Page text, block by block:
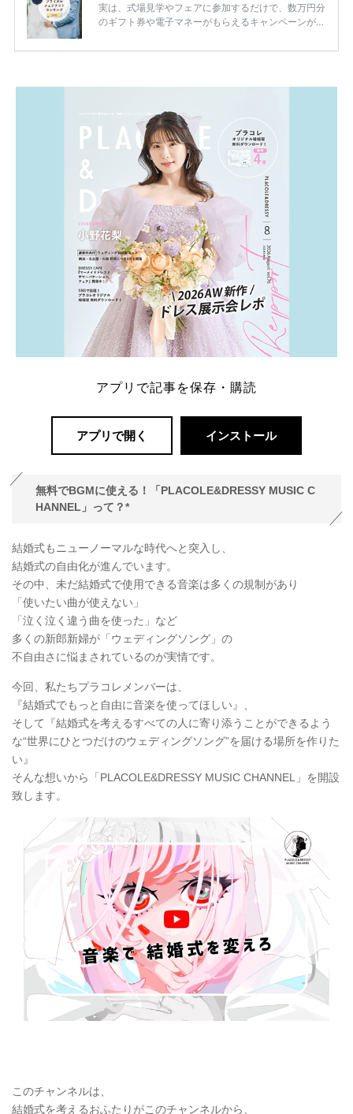
実は、式場見学やフェアに参加するだけで、数万円分
のギフト券や電子マネーがもらえるキャンペーンがあ
ため、比較せずに選ぶと損をしてしまうことも……。
一番お得？」「プラコレの特典は？」といった疑問も
解決します。 まずは診断で候補を絞れる「ウェディ
ング診断」か、体験型 […]続きを読む
アプリで記事を保存・購読
アプリで開く インストール
無料でBGMに使える！「PLACOLE&DRESSY MUSIC C
HANNEL」って？*
結婚式もニューノーマルな時代へと突入し、
結婚式の自由化が進んでいます。
その中、未だ結婚式で使用できる音楽は多くの規制があり
「使いたい曲が使えない」
「泣く泣く違う曲を使った」など
多くの新郎新婦が「ウェディングソング」の
不自由さに悩まされているのが実情です。
今回、私たちプラコレメンバーは、
『結婚式でもっと自由に音楽を使ってほしい』、
そして『結婚式を考えるすべての人に寄り添うことができるよう
な“世界にひとつだけのウェディングソング”を届ける場所を作りた
い』
そんな想いから「PLACOLE&DRESSY MUSIC CHANNEL」を開設
致します。
このチャンネルは、
結婚式を考えるおふたりがこのチャンネルから、